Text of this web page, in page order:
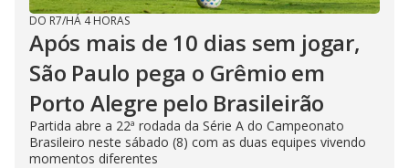
DO R7/HÁ 4 HORAS
Após mais de 10 dias sem jogar,
São Paulo pega o Grêmio em
Porto Alegre pelo Brasileirão
Partida abre a 22ª rodada da Série A do Campeonato
Brasileiro neste sábado (8) com as duas equipes vivendo
momentos diferentes